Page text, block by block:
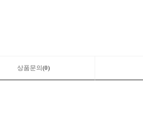
상품문의(0)